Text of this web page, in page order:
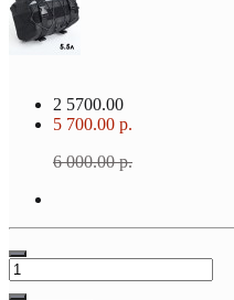
2 5700.00
5 700.00 р.
6 000.00 р.